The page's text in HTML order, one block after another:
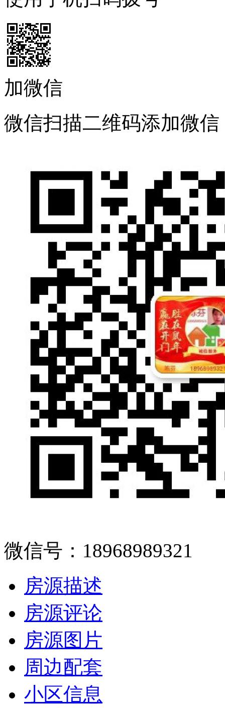
加微信
微信扫描二维码添加微信
微信号：18968989321
房源描述
房源评论
房源图片
周边配套
小区信息